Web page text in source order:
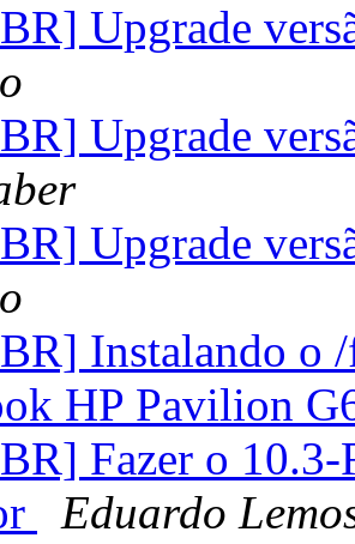
Upgrade
Upgrade
Upgrade
Instalando o
HP Pavilion
Fazer o 10.3-
Eduardo